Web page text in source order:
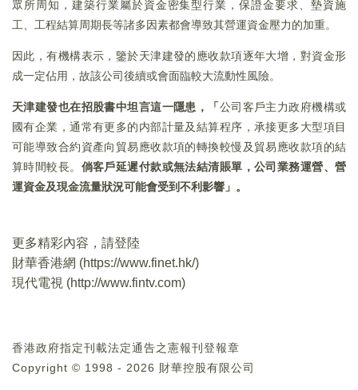
眾所周知，建築行業屬於資金密集型行業，保證金要求、墊資施
工、工程結算周期長等諸多因素都會導致其營運資金壓力的加重。
因此，有機構表示，鑒於天津建發的應收款項逐年大增，對資金形
成一定佔用，故該公司後續或會面臨較大流動性風險。
天津建發也在招股書中坦言這一隱患，「公司客戶主力政府機構或
國有企業，通常有更多的内部計量及結算程序，承接更多大型項目
可能導致合約資產向貿易應收款項的轉換較慢及貿易應收款項的結
算時間較長。 倘客戶延遲付款或無法結清賬單，公司業務運營、營
運資金及現金流量狀況可能會受到不利影響」。
更多精彩內容，請登陸
財華香港網 (https://www.finet.hk/)
現代電視 (http://www.fintv.com)
香港政府指定刊載法定通告之憲報刊登報章
Copyright © 1998 - 2026 財華控股有限公司